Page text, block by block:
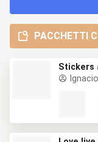
PACCHETTI
Stickers